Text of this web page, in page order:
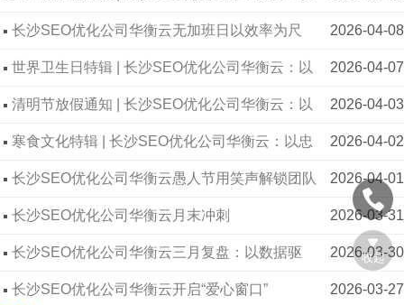
规范筑基 2026-04-08
长沙SEO优化公司华衡云无加班日以效率为尺
2026-04-07
世界卫生日特辑 | 长沙SEO优化公司华衡云：以
清洁行动，筑健康办公新风尚 2026-04-03
清明节放假通知 | 长沙SEO优化公司华衡云：以
传统为礼，赴春日之约 2026-04-02
寒食文化特辑 | 长沙SEO优化公司华衡云：以忠
孝为根，传承千年精神血脉 2026-04-01
长沙SEO优化公司华衡云愚人节用笑声解锁团队
活力 2026-03-31
长沙SEO优化公司华衡云月末冲刺
2026-03-30
长沙SEO优化公司华衡云三月复盘：以数据驱
动，稳扎稳打创佳绩 2026-03-27
长沙SEO优化公司华衡云开启“爱心窗口”
收起